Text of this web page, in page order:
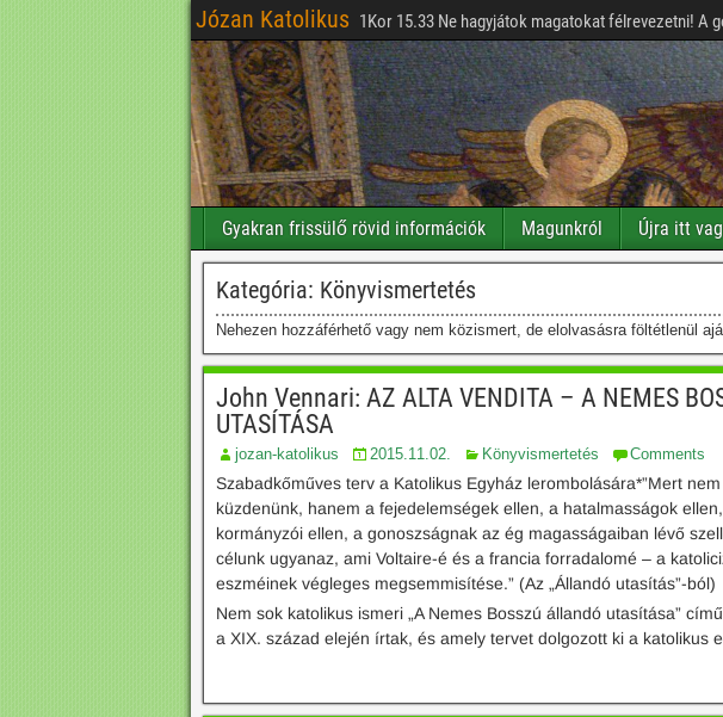
Józan Katolikus 1Kor 15.33 Ne hagyjátok magatokat félrevezetni! A
Gyakran frissülő rövid információk Magunkról Újra itt
Kategória: Könyvismertetés
Nehezen hozzáférhető vagy nem közismert, de elolvasásra föltétlenül
John Vennari: AZ ALTA VENDITA – A NEMES
UTASÍTÁSA
jozan-katolikus 2015.11.02. Könyvismertetés Comments
Szabadkőműves terv a Katolikus Egyház lerombolására*”Mert
küzdenünk, hanem a fejedelemségek ellen, a hatalmasságok
kormányzói ellen, a gonoszságnak az ég magasságaiban lévő
célunk ugyanaz, ami Voltaire-é és a francia forradalomé – a
eszméinek végleges megsemmisítése.” (Az „Állandó utasítás”-ból)
Nem sok katolikus ismeri „A Nemes Bosszú állandó utasítása”
a XIX. század elején írtak, és amely tervet dolgozott ki a katolikus